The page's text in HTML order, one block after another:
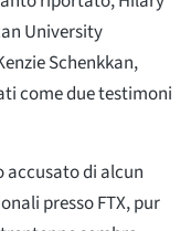
University
Schenkkan,
come due testimoni
accusato di alcun
presso FTX, pur